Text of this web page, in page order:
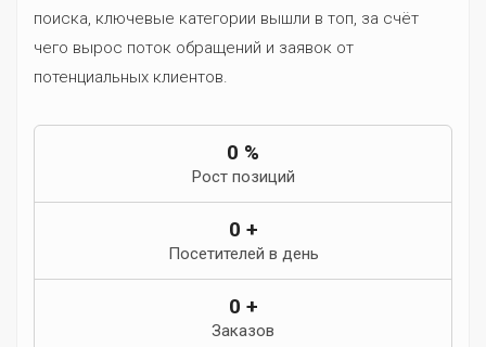
поиска, ключевые категории вышли в топ, за счёт
чего вырос поток обращений и заявок от
потенциальных клиентов.
0 %
Рост позиций
0 +
Посетителей в день
0 +
Заказов